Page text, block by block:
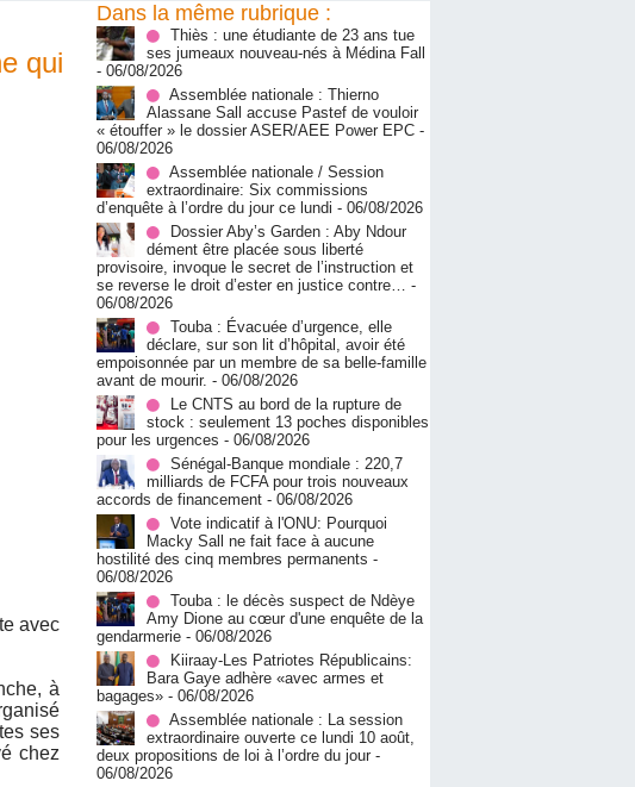
qui
avec
à
ses
chez
Dans la même rubrique :
Thiès : une étudiante de 23 ans tue
ses jumeaux nouveau-nés à Médina Fall
- 06/08/2026
Assemblée nationale : Thierno
Alassane Sall accuse Pastef de vouloir
« étouffer » le dossier ASER/AEE Power EPC -
06/08/2026
Assemblée nationale / Session
extraordinaire: Six commissions
d’enquête à l’ordre du jour ce lundi - 06/08/2026
Dossier Aby’s Garden : Aby Ndour
dément être placée sous liberté
provisoire, invoque le secret de l’instruction et
se reverse le droit d’ester en justice contre… -
06/08/2026
Touba : Évacuée d’urgence, elle
déclare, sur son lit d’hôpital, avoir été
empoisonnée par un membre de sa belle-famille
avant de mourir. - 06/08/2026
Le CNTS au bord de la rupture de
stock : seulement 13 poches disponibles
pour les urgences - 06/08/2026
Sénégal-Banque mondiale : 220,7
milliards de FCFA pour trois nouveaux
accords de financement - 06/08/2026
Vote indicatif à l'ONU: Pourquoi
Macky Sall ne fait face à aucune
hostilité des cinq membres permanents -
06/08/2026
Touba : le décès suspect de Ndèye
Amy Dione au cœur d'une enquête de la
gendarmerie - 06/08/2026
Kiiraay-Les Patriotes Républicains:
Bara Gaye adhère «avec armes et
bagages» - 06/08/2026
Assemblée nationale : La session
extraordinaire ouverte ce lundi 10 août,
deux propositions de loi à l’ordre du jour -
06/08/2026